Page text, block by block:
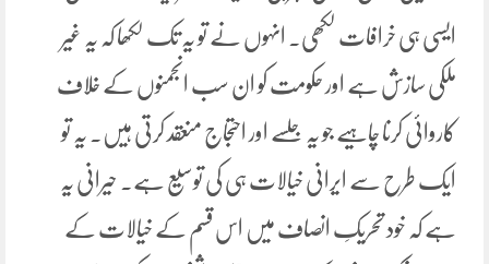
ایسی ہی خرافات لکھی۔ انہوں نے تو یہ تک لکھا کہ یہ غیر
ملکی سازش ہے اور حکومت کو ان سب انجمنوں کے خلاف
کاروائی کرنا چاہیے جو یہ جلسے اور احتجاج منعقد کرتی ہیں۔ یہ تو
ایک طرح سے ایرانی خیالات ہی کی توسیع ہے۔ حیرانی یہ
ہے کہ خود تحریکِ انصاف میں اس قسم کے خیالات کے